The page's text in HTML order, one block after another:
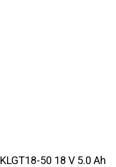
50 18 V 5.0 Ah